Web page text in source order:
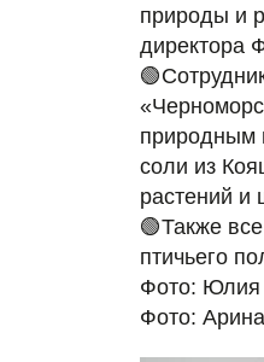
природы и
директора
природным
соли из
растений и
🟢Также
птичьего
Фото: Юлия
Фото: